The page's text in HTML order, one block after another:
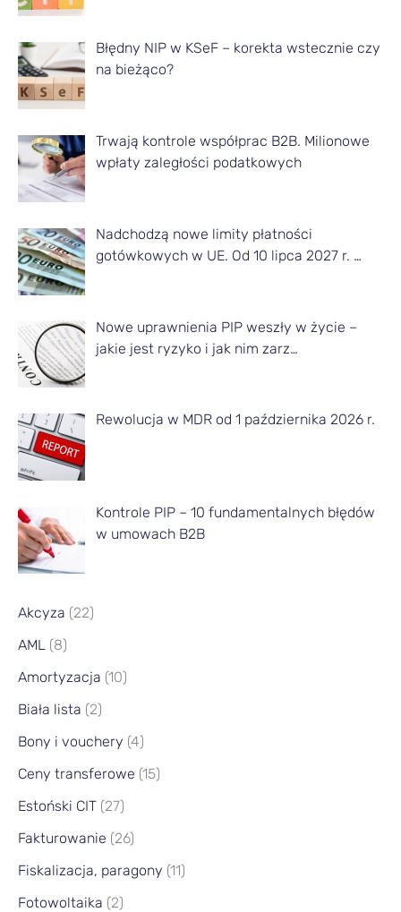
Błędny NIP w KSeF – korekta wstecznie czy
na bieżąco?
Trwają kontrole współprac B2B. Milionowe
wpłaty zaległości podatkowych
Nadchodzą nowe limity płatności
gotówkowych w UE. Od 10 lipca 2027 r. …
Nowe uprawnienia PIP weszły w życie –
jakie jest ryzyko i jak nim zarz…
Rewolucja w MDR od 1 października 2026 r.
Kontrole PIP – 10 fundamentalnych błędów
w umowach B2B
Akcyza (22)
AML (8)
Amortyzacja (10)
Biała lista (2)
Bony i vouchery (4)
Ceny transferowe (15)
Estoński CIT (27)
Fakturowanie (26)
Fiskalizacja, paragony (11)
Fotowoltaika (2)
u
ł
y
z
d
a
n
g
o
i
e
i
ą
c
a